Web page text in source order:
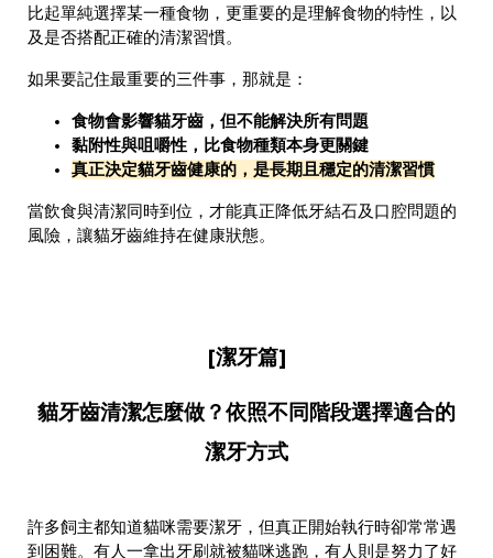
比起單純選擇某一種食物，更重要的是理解食物的特性，以
及是否搭配正確的清潔習慣。
如果要記住最重要的三件事，那就是：
食物會影響貓牙齒，但不能解決所有問題
黏附性與咀嚼性，比食物種類本身更關鍵
真正決定貓牙齒健康的，是長期且穩定的清潔習慣
當飲食與清潔同時到位，才能真正降低牙結石及口腔問題的
風險，讓貓牙齒維持在健康狀態。
[潔牙篇]
貓牙齒清潔怎麼做？依照不同階段選擇適合的
潔牙方式
許多飼主都知道貓咪需要潔牙，但真正開始執行時卻常常遇
到困難。有人一拿出牙刷就被貓咪逃跑，有人則是努力了好